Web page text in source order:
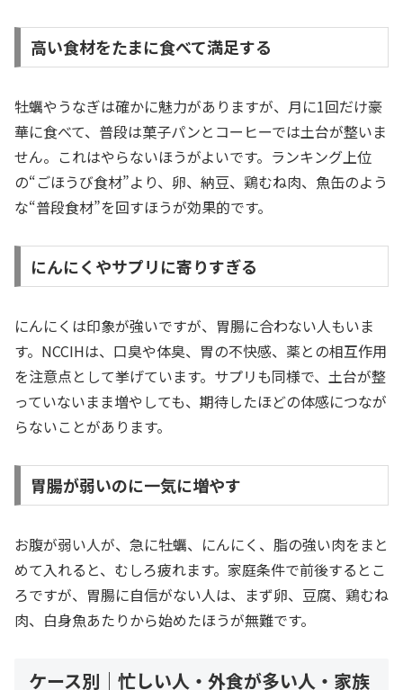
高い食材をたまに食べて満足する
牡蠣やうなぎは確かに魅力がありますが、月に1回だけ豪
華に食べて、普段は菓子パンとコーヒーでは土台が整いま
せん。これはやらないほうがよいです。ランキング上位
の“ごほうび食材”より、卵、納豆、鶏むね肉、魚缶のよう
な“普段食材”を回すほうが効果的です。
にんにくやサプリに寄りすぎる
にんにくは印象が強いですが、胃腸に合わない人もいま
す。NCCIHは、口臭や体臭、胃の不快感、薬との相互作用
を注意点として挙げています。サプリも同様で、土台が整
っていないまま増やしても、期待したほどの体感につなが
らないことがあります。
胃腸が弱いのに一気に増やす
お腹が弱い人が、急に牡蠣、にんにく、脂の強い肉をまと
めて入れると、むしろ疲れます。家庭条件で前後するとこ
ろですが、胃腸に自信がない人は、まず卵、豆腐、鶏むね
肉、白身魚あたりから始めたほうが無難です。
ケース別｜忙しい人・外食が多い人・家族